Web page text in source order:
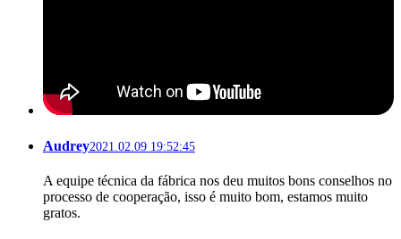
Audrey2021.02.09 19:52:45
A equipe técnica da fábrica nos deu muitos bons conselhos no
processo de cooperação, isso é muito bom, estamos muito
gratos.